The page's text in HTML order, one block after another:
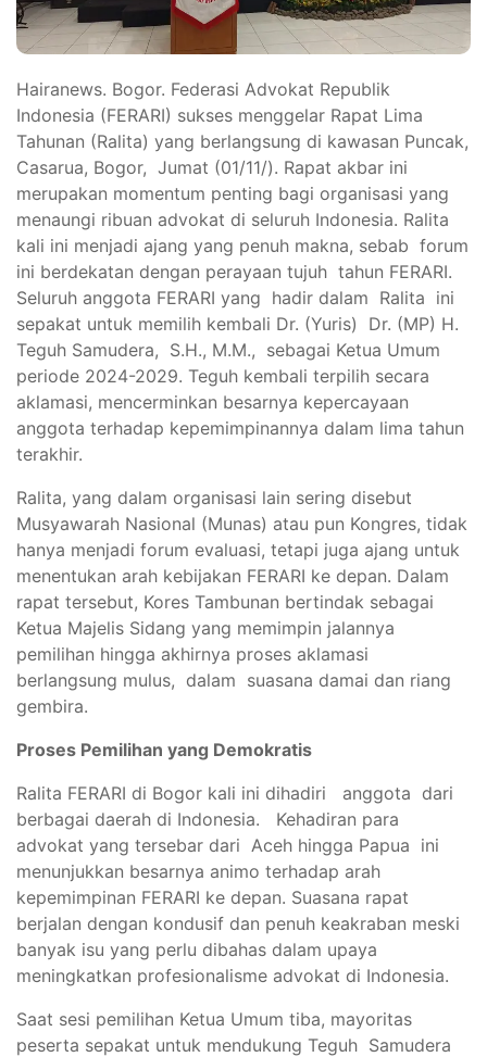
Hairanews. Bogor. Federasi Advokat Republik
Indonesia (FERARI) sukses menggelar Rapat Lima
Tahunan (Ralita) yang berlangsung di kawasan Puncak,
Casarua, Bogor, Jumat (01/11/). Rapat akbar ini
merupakan momentum penting bagi organisasi yang
menaungi ribuan advokat di seluruh Indonesia. Ralita
kali ini menjadi ajang yang penuh makna, sebab forum
ini berdekatan dengan perayaan tujuh tahun FERARI.
Seluruh anggota FERARI yang hadir dalam Ralita ini
sepakat untuk memilih kembali Dr. (Yuris) Dr. (MP) H.
Teguh Samudera, S.H., M.M., sebagai Ketua Umum
periode 2024-2029. Teguh kembali terpilih secara
aklamasi, mencerminkan besarnya kepercayaan
anggota terhadap kepemimpinannya dalam lima tahun
terakhir.
Ralita, yang dalam organisasi lain sering disebut
Musyawarah Nasional (Munas) atau pun Kongres, tidak
hanya menjadi forum evaluasi, tetapi juga ajang untuk
menentukan arah kebijakan FERARI ke depan. Dalam
rapat tersebut, Kores Tambunan bertindak sebagai
Ketua Majelis Sidang yang memimpin jalannya
pemilihan hingga akhirnya proses aklamasi
berlangsung mulus, dalam suasana damai dan riang
gembira.
Proses Pemilihan yang Demokratis
Ralita FERARI di Bogor kali ini dihadiri anggota dari
berbagai daerah di Indonesia. Kehadiran para
advokat yang tersebar dari Aceh hingga Papua ini
menunjukkan besarnya animo terhadap arah
kepemimpinan FERARI ke depan. Suasana rapat
berjalan dengan kondusif dan penuh keakraban meski
banyak isu yang perlu dibahas dalam upaya
meningkatkan profesionalisme advokat di Indonesia.
Saat sesi pemilihan Ketua Umum tiba, mayoritas
peserta sepakat untuk mendukung Teguh Samudera